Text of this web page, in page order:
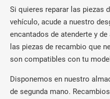
Si quieres reparar las piezas
vehículo, acude a nuestro
encantados de atenderte y
las piezas de recambio que
son compatibles con tu
Disponemos en nuestro
de segunda mano.